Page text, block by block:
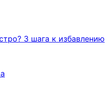
3 шага к избавлению